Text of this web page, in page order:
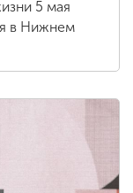
5 мая
в Нижнем